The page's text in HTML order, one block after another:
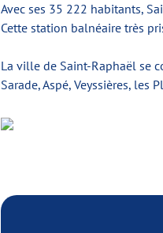
Avec ses 35 222 habitants,
Cette station balnéaire très
La ville de Saint-Raphaël se
Sarade, Aspé, Veyssières, les